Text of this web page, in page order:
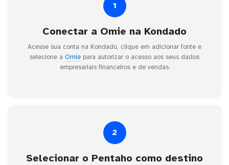
1
Conectar a Omie na Kondado
Acesse sua conta na Kondado, clique em adicionar fonte e
selecione a Omie para autorizar o acesso aos seus dados
empresariais financeiros e de vendas.
2
Selecionar o Pentaho como destino